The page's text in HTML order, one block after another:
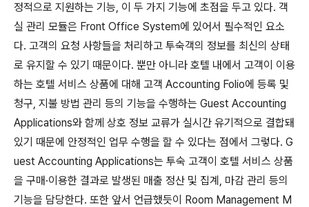
정적으로 지원하는 기능, 이 두 가지 기능에 초점을 두고 있다. 객
실 관리 모듈은 Front Office System에 있어서 필수적인 요소
다. 고객의 요청 사항들을 처리하고 투숙객의 정보를 최신의 상태
로 유지할 수 있기 때문이다. 뿐만 아니라 호텔 내에서 고객이 이용
하는 호텔 서비스 상품에 대해 고객 Accounting Folio에 등록 및
청구, 지불 방법 관리 등의 기능을 수행하는 Guest Accounting
Applications와 함께 상호 정보 교류가 실시간 유기적으로 결합돼
있기 때문에 안정적인 업무 수행을 할 수 있다는 점에서 그렇다. G
uest Accounting Applications는 투숙 고객이 호텔 서비스 상품
을 구매·이용한 결과로 발생된 매출 정산 및 집계, 마감 관리 등의
기능을 담당한다. 또한 앞서 언급했듯이 Room Management M